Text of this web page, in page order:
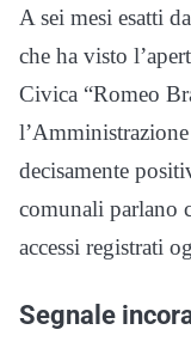
A sei mesi esatti
che ha visto
Civica “Romeo
decisamente
comunali parlano
accessi registrati
Segnale